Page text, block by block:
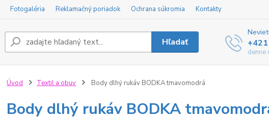
Fotogaléria Reklamačný poriadok Ochrana súkromia Kontakty
Hľadať
denne
Úvod Textil a obuv Body dlhý rukáv BODKA tmavomodrá
Body dlhý rukáv BODKA